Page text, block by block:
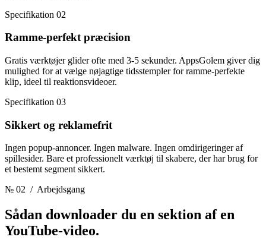
Specifikation 02
Ramme-perfekt præcision
Gratis værktøjer glider ofte med 3-5 sekunder. AppsGolem giver dig
mulighed for at vælge nøjagtige tidsstempler for ramme-perfekte
klip, ideel til reaktionsvideoer.
Specifikation 03
Sikkert og reklamefrit
Ingen popup-annoncer. Ingen malware. Ingen omdirigeringer af
spillesider. Bare et professionelt værktøj til skabere, der har brug for
et bestemt segment sikkert.
№ 02 / Arbejdsgang
Sådan downloader du en sektion af en
YouTube-video.